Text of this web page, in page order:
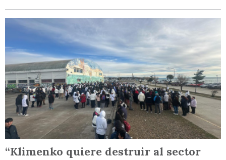
“Klimenko quiere destruir al sector